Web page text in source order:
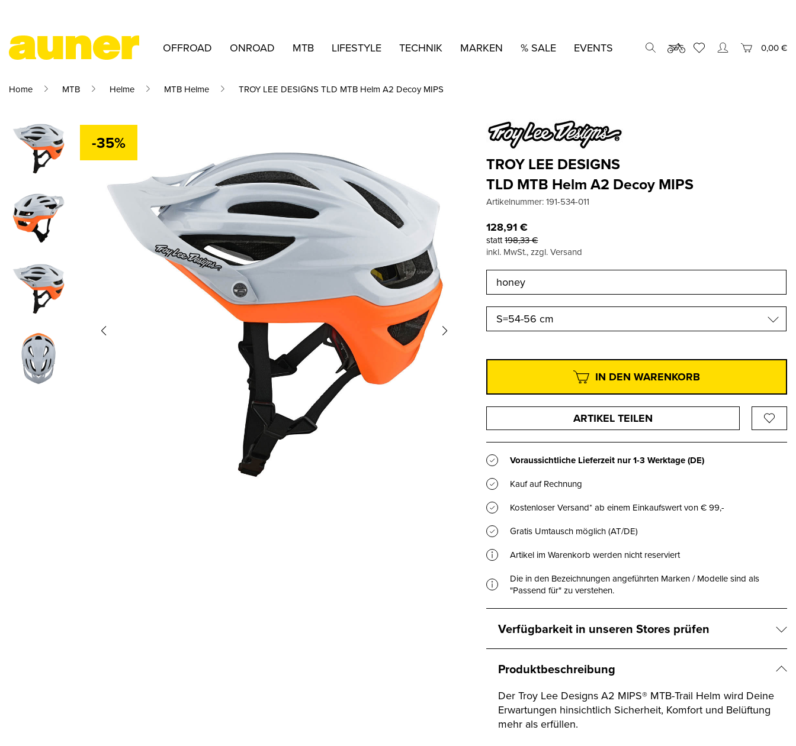
OFFROAD ONROAD MTB LIFESTYLE TECHNIK MARKEN % SALE EVENTS 0,00 €
Home MTB Helme MTB Helme TROY LEE DESIGNS TLD MTB Helm A2 Decoy MIPS
-35%
TROY LEE DESIGNS
TLD MTB Helm A2 Decoy MIPS
Artikelnummer:191-534-011
128,91€
statt198,33€
inkl. MwSt., zzgl. Versand
S=54-56 cm
IN DEN WARENKORB
ARTIKEL TEILEN
Voraussichtliche Lieferzeit nur1-3 Werktage(DE)
Kauf auf Rechnung
Kostenloser Versand* ab einem Einkaufswert von € 99,-
Gratis Umtausch möglich (AT/DE)
Artikel im Warenkorb werden nicht reserviert
Die in den Bezeichnungen angeführten Marken / Modelle sind als
"Passend für" zu verstehen.
Verfügbarkeit in unseren Stores prüfen
Produktbeschreibung
Der Troy Lee Designs A2 MIPS® MTB-Trail Helm wird Deine
Erwartungen hinsichtlich Sicherheit, Komfort und Belüftung
mehr als erfüllen.